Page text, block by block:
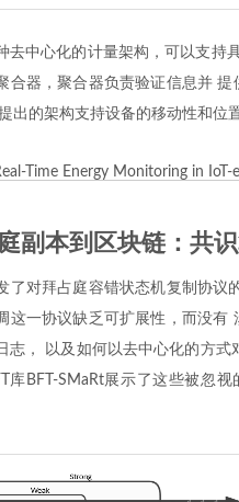
去中心化的计量架构，可以支持
合器，聚合器负责验证信息并
出的架构支持设备的移动性和位
Time Energy Monitoring in
副本到区块链：共
了对拜占庭容错状态机复制协
这一协议缺乏可扩展性，而没
志， 以及如何以去中心化的方
库BFT-SMaRt展示了这些被忽